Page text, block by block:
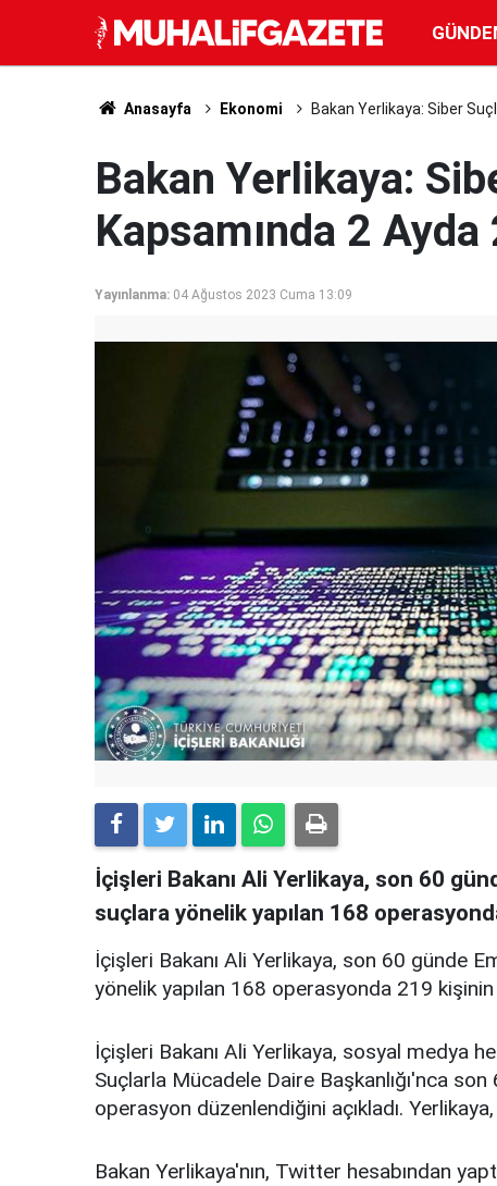
Anasayfa Ekonomi Bakan Yerlikaya: Siber
Bakan Yerlikaya:
Kapsamında 2
Yayınlanma: 04 Ağustos 2023 Cuma 13:09
İçişleri Bakanı Ali Yerlikaya, son 60
suçlara yönelik yapılan 168
İçişleri Bakanı Ali Yerlikaya, son 60 günde
yönelik yapılan 168 operasyonda 219 kişinin
İçişleri Bakanı Ali Yerlikaya, sosyal medya
Suçlarla Mücadele Daire Başkanlığı'nca
operasyon düzenlendiğini açıkladı.
Bakan Yerlikaya'nın, Twitter hesabından